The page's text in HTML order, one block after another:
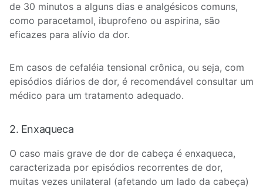
de 30 minutos a alguns dias e analgésicos comuns,
como paracetamol, ibuprofeno ou aspirina, são
eficazes para alívio da dor.
Em casos de cefaléia tensional crônica, ou seja, com
episódios diários de dor, é recomendável consultar um
médico para um tratamento adequado.
2. Enxaqueca
O caso mais grave de dor de cabeça é enxaqueca,
caracterizada por episódios recorrentes de dor,
muitas vezes unilateral (afetando um lado da cabeça)